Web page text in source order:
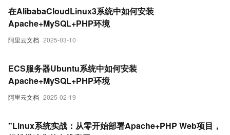
阿里云文档 2025-03-10
在AlibabaCloudLinux3系统中如何安装
Apache+MySQL+PHP环境
阿里云文档 2025-02-19
ECS服务器Ubuntu系统中如何安装
Apache+MySQL+PHP环境
"Linux系统实战：从零开始部署Apache+PHP Web项目，